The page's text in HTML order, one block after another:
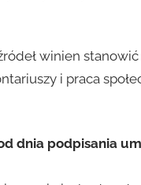
winien
i praca
dnia podpisania